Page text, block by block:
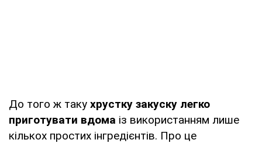
До того ж таку хрустку закуску легко
приготувати вдома із використанням лише
кількох простих інгредієнтів. Про це